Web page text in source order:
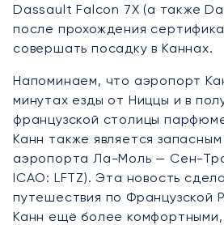
Dassault Falcon 7X (а также
после прохождения
совершать посадку в Каннах.
Напоминаем, что аэропорт
минутах езды от Ниццы и в
французской столицы
Канн также является
аэропорта Ла-Моль — Сен-
ICAO: LFTZ). Эта новость
путешествия по Французской
Канн ещё более